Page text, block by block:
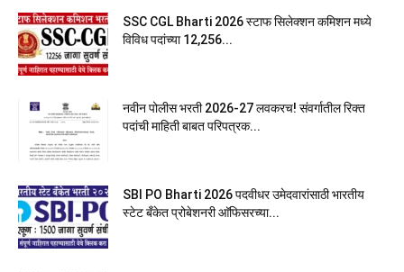
SSC CGL Bharti 2026 स्टाफ सिलेक्शन कमिशन मध्ये
विविध पदांच्या 12,256...
नवीन पोलीस भरती 2026-27 लवकरच! संवर्गातील रिक्त
पदांची माहिती बाबत परिपत्रक...
SBI PO Bharti 2026 पदवीधर उमेदवारांसाठी भारतीय
स्टेट बँकेत प्रोबेशनरी आ‍ॅफिसरच्या...